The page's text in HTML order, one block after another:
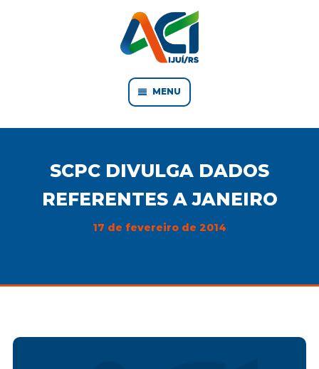
MENU
SCPC DIVULGA DADOS
REFERENTES A JANEIRO
17 de fevereiro de 2014